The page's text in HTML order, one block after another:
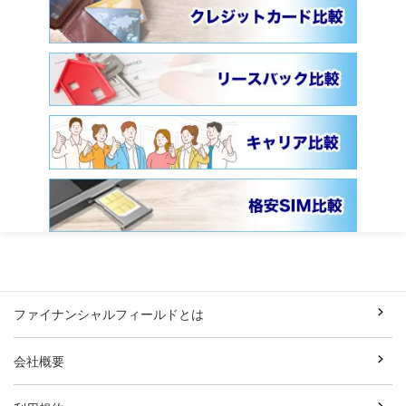
ファイナンシャルフィールドとは
会社概要